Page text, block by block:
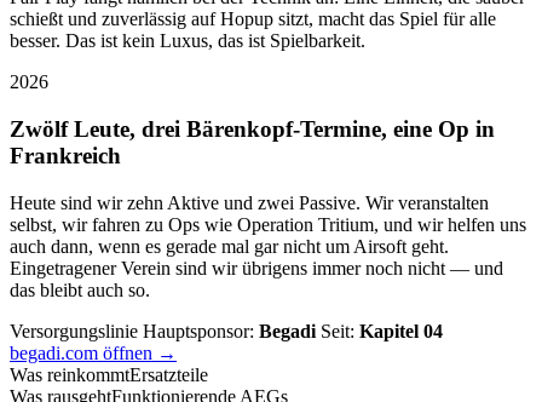
schießt und zuverlässig auf Hopup sitzt, macht das Spiel für alle
besser. Das ist kein Luxus, das ist Spielbarkeit.
2026
Zwölf Leute, drei Bärenkopf-Termine, eine Op in
Frankreich
Heute sind wir zehn Aktive und zwei Passive. Wir veranstalten
selbst, wir fahren zu Ops wie Operation Tritium, und wir helfen uns
auch dann, wenn es gerade mal gar nicht um Airsoft geht.
Eingetragener Verein sind wir übrigens immer noch nicht — und
das bleibt auch so.
Versorgungslinie Hauptsponsor: Begadi Seit: Kapitel 04
begadi.com öffnen →
Was reinkommtErsatzteile
Was rausgehtFunktionierende AEGs